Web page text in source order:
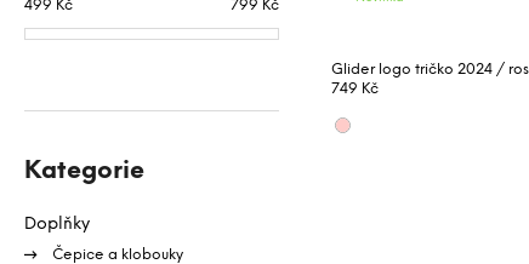
499 Kč 799 Kč
kategorie
Kategorie
Doplňky
Čepice a klobouky
Glider logo tričko 2024 /
749 Kč